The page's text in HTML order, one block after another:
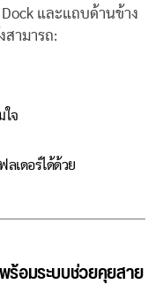
และแถบด้านข้าง
สามารถ:
ใจ
เดอร์ได้ด้วย
ร้อมระบบช่วยคุยสาย